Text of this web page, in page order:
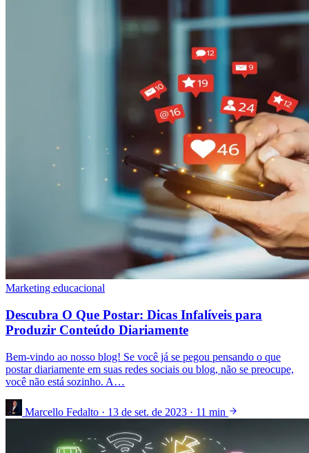
Marketing educacional
Descubra O Que Postar: Dicas Infalíveis para
Produzir Conteúdo Diariamente
Bem-vindo ao nosso blog! Se você já se pegou pensando o que
postar diariamente em suas redes sociais ou blog, não se preocupe,
você não está sozinho. A…
Marcello Fedalto · 13 de set. de 2023 · 11 min